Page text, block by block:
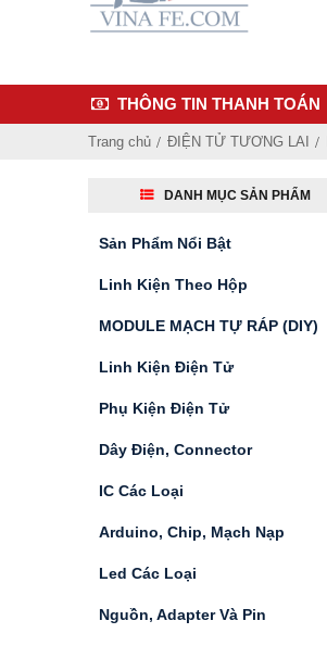
THÔNG TIN THANH TOÁN
Trang chủ ĐIỆN TỬ TƯƠNG LAI
DANH MỤC SẢN PHẨM
Sản Phẩm Nổi Bật
Linh Kiện Theo Hộp
MODULE MẠCH TỰ RÁP (DIY)
Linh Kiện Điện Tử
Phụ Kiện Điện Tử
Dây Điện, Connector
IC Các Loại
Arduino, Chip, Mạch Nạp
Led Các Loại
Nguồn, Adapter Và Pin